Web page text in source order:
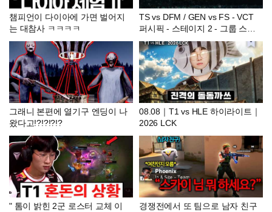
챔피언이 다이아에 가면 벌어지
는 대참사 ㅋㅋㅋㅋ
TS vs DFM / GEN vs FS - VCT
퍼시픽 - 스테이지 2 - 그룹 스테
이지 - Day 13
그래니 본편에 열기구 엔딩이 나
왔다고!?!?!?!?
08.08｜T1 vs HLE 하이라이트｜
2026 LCK
" 톰이 밝힌 2군 로스터 교체 이
경쟁전에서 또 팀으로 남자 친구